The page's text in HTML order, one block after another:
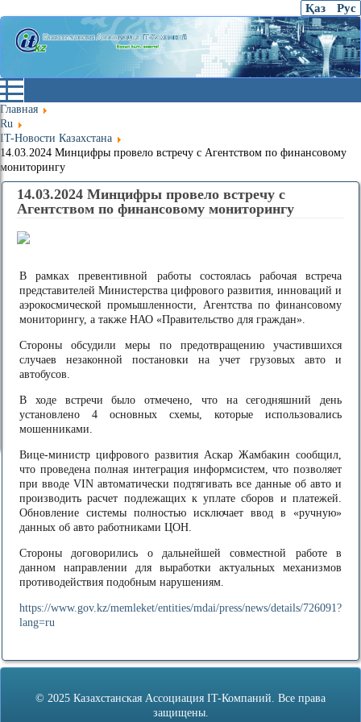
Қаз Рус
Главная
Ru
IT-Новости Казахстана
14.03.2024 Минцифры провело встречу с Агентством по финансовому
мониторингу
14.03.2024 Минцифры провело встречу с
Агентством по финансовому мониторингу
В рамках превентивной работы состоялась рабочая встреча
представителей Министерства цифрового развития, инноваций и
аэрокосмической промышленности, Агентства по финансовому
мониторингу, а также НАО «Правительство для граждан».
Стороны обсудили меры по предотвращению участившихся
случаев незаконной постановки на учет грузовых авто и
автобусов.
В ходе встречи было отмечено, что на сегодняшний день
установлено 4 основных схемы, которые использовались
мошенниками.
Вице-министр цифрового развития Аскар Жамбакин сообщил,
что проведена полная интеграция информсистем, что позволяет
при вводе VIN автоматически подтягивать все данные об авто и
производить расчет подлежащих к уплате сборов и платежей.
Обновление системы полностью исключает ввод в «ручную»
данных об авто работниками ЦОН.
Стороны договорились о дальнейшей совместной работе в
данном направлении для выработки актуальных механизмов
противодействия подобным нарушениям.
https://www.gov.kz/memleket/entities/mdai/press/news/details/726091?
lang=ru
© 2025 Казахстанская Ассоциация IT-Компаний. Все права
защищены.